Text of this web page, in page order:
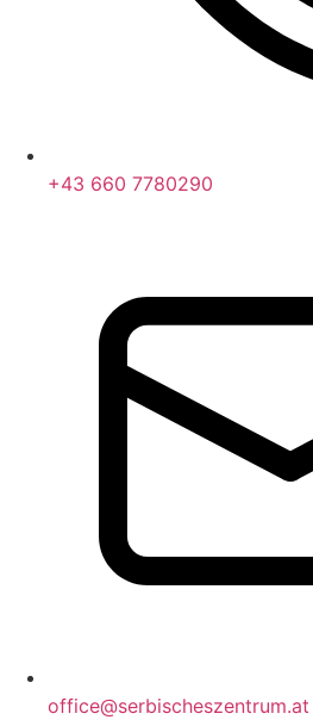
+43 660 7780290
office@serbischeszentrum.at